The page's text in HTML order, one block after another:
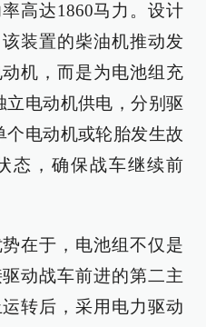
高达1860马力。设计
装置的柴油机推动发
机，而是为电池组充
立电动机供电，分别驱
电动机或轮胎发生故
态，确保战车继续前
在于，电池组不仅是
动战车前进的第二主
转后，采用电力驱动